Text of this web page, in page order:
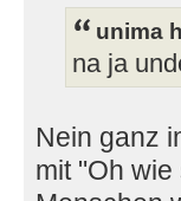
unima
na ja
Nein ganz
mit "Oh